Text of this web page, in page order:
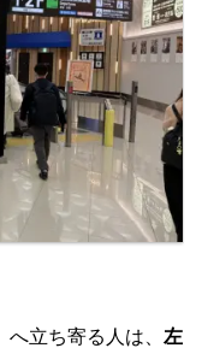
立ち寄る人は、 左